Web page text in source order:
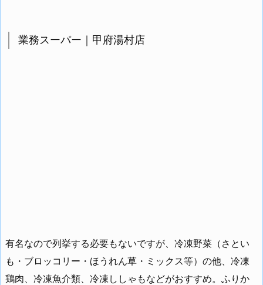
業務スーパー｜甲府湯村店
有名なので列挙する必要もないですが、冷凍野菜（さとい
も・ブロッコリー・ほうれん草・ミックス等）の他、冷凍
鶏肉、冷凍魚介類、冷凍ししゃもなどがおすすめ。ふりか